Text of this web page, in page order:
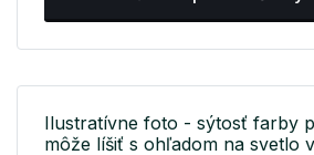
Ilustratívne foto - sýtosť farby
môže líšiť s ohľadom na svetlo